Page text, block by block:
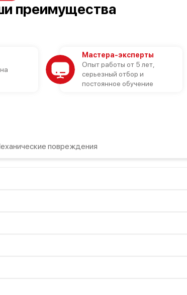
преимущества
Мастера-эксперты
Опыт работы от 5 лет,
серьезный отбор и
постоянное обучение
повреждения